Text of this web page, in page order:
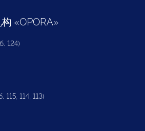
«OPORA»
124)
115, 114, 113)